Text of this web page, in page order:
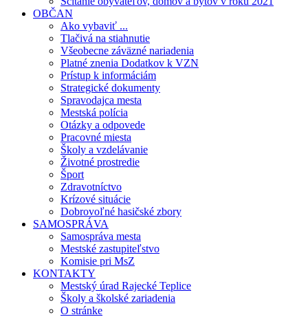
OBČAN
Ako vybaviť ...
Tlačivá na stiahnutie
Všeobecne záväzné nariadenia
Platné znenia Dodatkov k VZN
Prístup k informáciám
Strategické dokumenty
Spravodajca mesta
Mestská polícia
Otázky a odpovede
Pracovné miesta
Školy a vzdelávanie
Životné prostredie
Šport
Zdravotníctvo
Krízové situácie
Dobrovoľné hasičské zbory
SAMOSPRÁVA
Samospráva mesta
Mestské zastupiteľstvo
Komisie pri MsZ
KONTAKTY
Mestský úrad Rajecké Teplice
Školy a školské zariadenia
O stránke